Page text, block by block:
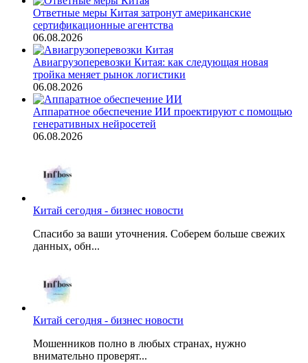
Ответные меры Китая затронут американские
сертификационные агентства
06.08.2026
Авиагрузоперевозки Китая: как следующая новая
тройка меняет рынок логистики
06.08.2026
Аппаратное обеспечение ИИ проектируют с помощью
генеративных нейросетей
06.08.2026
Китай сегодня - бизнес новости
Спасибо за ваши уточнения. Соберем больше свежих
данных, обн...
Китай сегодня - бизнес новости
Мошенников полно в любых странах, нужно
внимательно проверят...